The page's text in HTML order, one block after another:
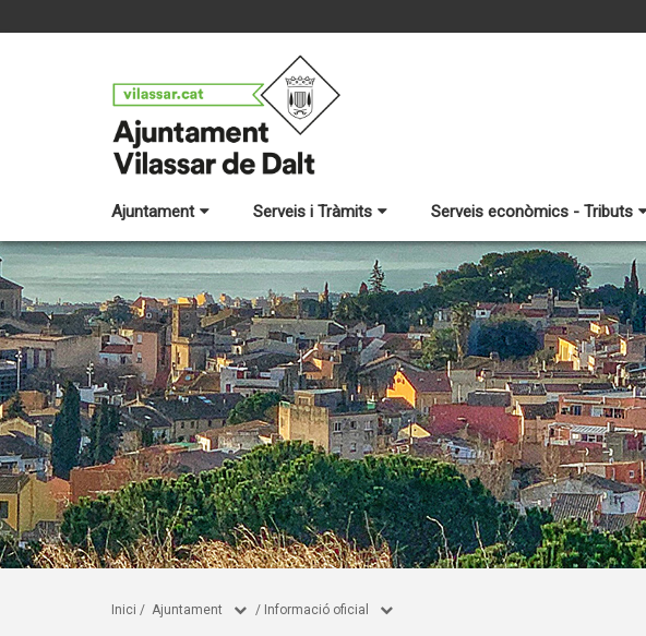
Ajuntament Serveis i Tràmits Serveis econòmics - Tributs
Inici / Ajuntament / Informació oficial